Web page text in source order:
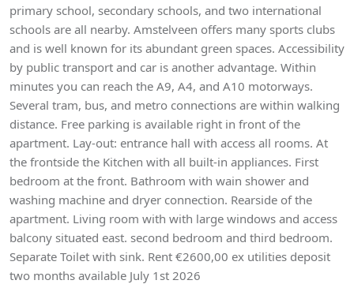
primary school, secondary schools, and two international
schools are all nearby. Amstelveen offers many sports clubs
and is well known for its abundant green spaces. Accessibility
by public transport and car is another advantage. Within
minutes you can reach the A9, A4, and A10 motorways.
Several tram, bus, and metro connections are within walking
distance. Free parking is available right in front of the
apartment. Lay-out: entrance hall with access all rooms. At
the frontside the Kitchen with all built-in appliances. First
bedroom at the front. Bathroom with wain shower and
washing machine and dryer connection. Rearside of the
apartment. Living room with with large windows and access
balcony situated east. second bedroom and third bedroom.
Separate Toilet with sink. Rent €2600,00 ex utilities deposit
two months available July 1st 2026